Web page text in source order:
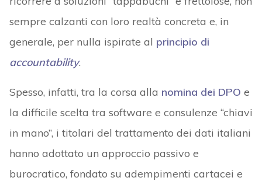
sempre calzanti con loro realtà concreta e, in
generale, per nulla ispirate al principio di
accountability.
Spesso, infatti, tra la corsa alla nomina dei DPO e
la difficile scelta tra software e consulenze “chiavi
in mano”, i titolari del trattamento dei dati italiani
hanno adottato un approccio passivo e
burocratico, fondato su adempimenti cartacei e